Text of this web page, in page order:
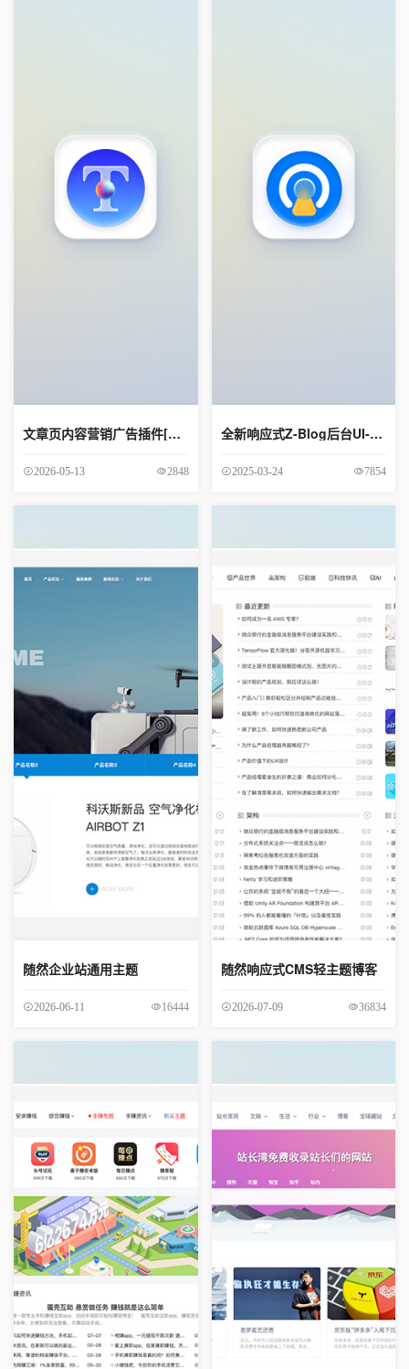
文章页内容营销广告插件[可自定义显示范围]
2026-05-13 2848
全新响应式Z-Blog后台UI-永久免费
2025-03-24 7854
随然企业站通用主题
2026-06-11 16444
随然响应式CMS轻主题博客
2026-07-09 36834